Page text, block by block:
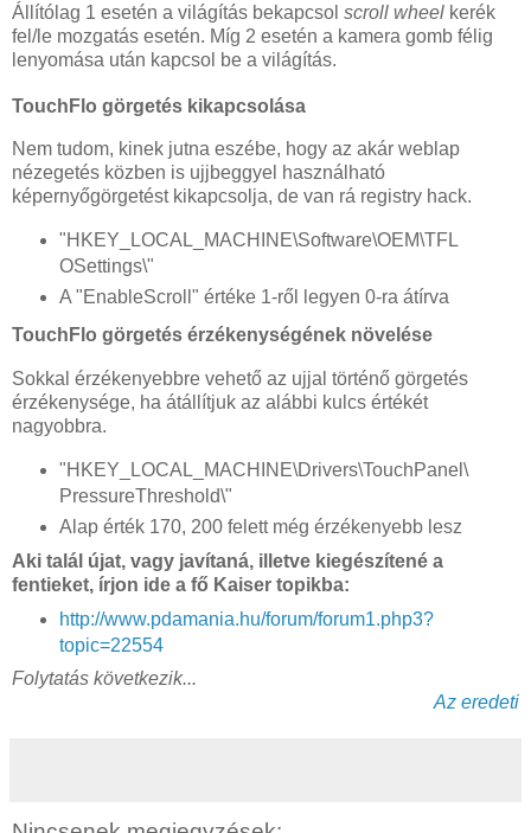
Állítólag 1 esetén a világítás bekapcsol scroll wheel kerék
fel/le mozgatás esetén. Míg 2 esetén a kamera gomb félig
lenyomása után kapcsol be a világítás.
TouchFlo görgetés kikapcsolása
Nem tudom, kinek jutna eszébe, hogy az akár weblap
nézegetés közben is ujjbeggyel használható
képernyőgörgetést kikapcsolja, de van rá registry hack.
"HKEY_LOCAL_MACHINE\Software\OEM\TFL
OSettings\"
A "EnableScroll" értéke 1-ről legyen 0-ra átírva
TouchFlo görgetés érzékenységének növelése
Sokkal érzékenyebbre vehető az ujjal történő görgetés
érzékenysége, ha átállítjuk az alábbi kulcs értékét
nagyobbra.
"HKEY_LOCAL_MACHINE\Drivers\TouchPanel\
PressureThreshold\"
Alap érték 170, 200 felett még érzékenyebb lesz
Aki talál újat, vagy javítaná, illetve kiegészítené a
fentieket, írjon ide a fő Kaiser topikba:
http://www.pdamania.hu/forum/forum1.php3?
topic=22554
Folytatás következik...
Az eredeti